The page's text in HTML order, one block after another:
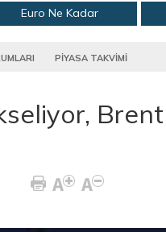
Euro Ne Kadar
PİYASA TAKVİMİ
Brent